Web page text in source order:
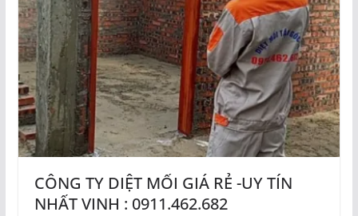
CÔNG TY DIỆT MỐI GIÁ RẺ -UY TÍN
NHẤT VINH : 0911.462.682